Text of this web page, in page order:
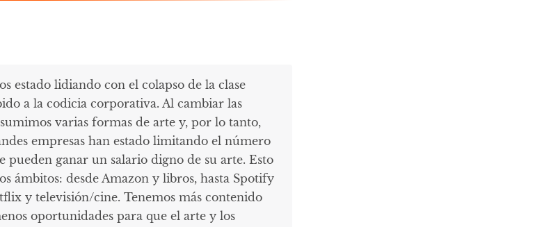
estado lidiando con el colapso de la clase
a la codicia corporativa. Al cambiar las
varias formas de arte y, por lo tanto,
empresas han estado limitando el número
pueden ganar un salario digno de su arte. Esto
ámbitos: desde Amazon y libros, hasta Spotify
y televisión/cine. Tenemos más contenido
oportunidades para que el arte y los